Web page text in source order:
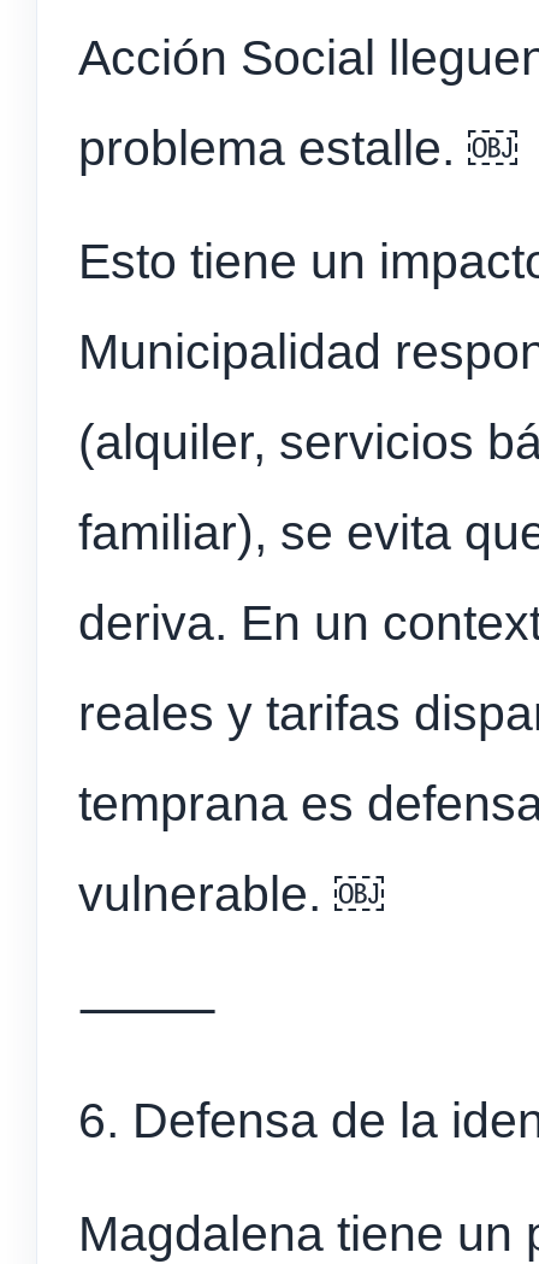
Acción Social
problema estalle. ￼
Esto tiene un
Municipalidad
(alquiler, servicios
familiar), se evita
deriva. En un
reales y tarifas
temprana es
vulnerable. ￼
⸻
6. Defensa de la
Magdalena tiene un